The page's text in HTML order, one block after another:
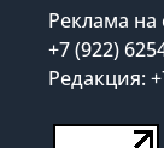
Реклама на
+7 (922)
Редакция: